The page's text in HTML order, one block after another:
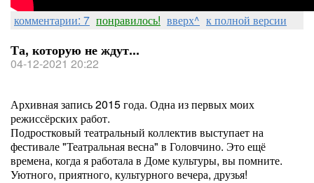
комментарии: 7 понравилось! вверх^ к полной версии
Та, которую не ждут...
04-12-2021 20:22
Архивная запись 2015 года. Одна из первых моих
режиссёрских работ.
Подростковый театральный коллектив выступает на
фестивале "Театральная весна" в Головчино. Это ещё
времена, когда я работала в Доме культуры, вы помните.
Уютного, приятного, культурного вечера, друзья!